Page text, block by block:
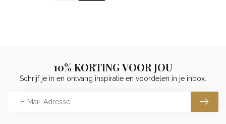
10% KORTING VOOR JOU
Schrijf je in en ontvang inspiratie en voordelen in je inbox.